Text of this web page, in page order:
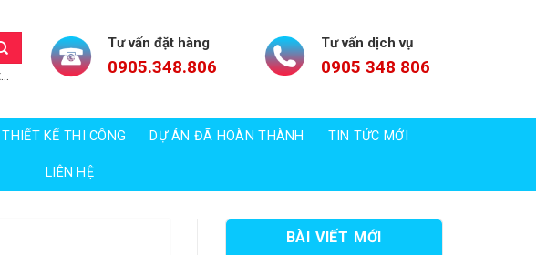
Tư vấn đặt hàng
0905.348.806
Tư vấn dịch vụ
0905 348 806
THIẾT KẾ THI CÔNG DỰ ÁN ĐÃ HOÀN THÀNH TIN TỨC MỚI
LIÊN HỆ
BÀI VIẾT MỚI